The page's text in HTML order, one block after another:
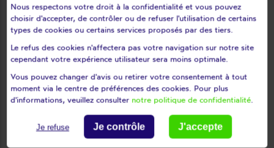
Longjumeau
Longpont-sur-orge
Maisse
Marcoussis
Marolles-en-beauce
Marolles-en-hurepoix
Massy
Mauchamps
Mennecy
Méréville
Mérobert
Mespuits
Mondeville
Monnerville
Montlhéry
Nous respectons votre droit à la confidentialité et vous pouvez
choisir d'accepter, de contrôler ou de refuser l'utilisation de certains
types de cookies ou certains services proposés par des tiers.
Le refus des cookies n'affectera pas votre navigation sur notre site
cependant votre expérience utilisateur sera moins optimale.
Vous pouvez changer d'avis ou retirer votre consentement à tout
moment via le centre de préférences des cookies. Pour plus
d'informations, veuillez consulter notre politique de confidentialité.
Je refuse Je contrôle J'accepte